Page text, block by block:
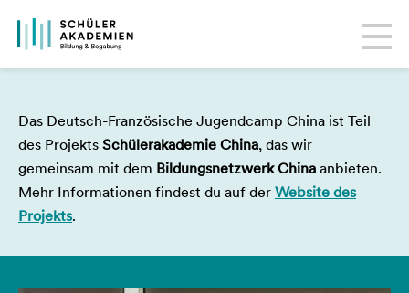
Das Deutsch-Französische Jugendcamp China ist Teil
des Projekts Schülerakademie China, das wir
gemeinsam mit dem Bildungsnetzwerk China anbieten.
Mehr Informationen findest du auf der Website des
Projekts.